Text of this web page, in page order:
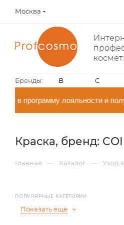
Москва
Бренды: B C
лояльности и получай
Краска, бренд:
Главная — Каталог — Уход
ПОПУЛЯРНЫЕ КАТЕГОРИИ
Показать еще